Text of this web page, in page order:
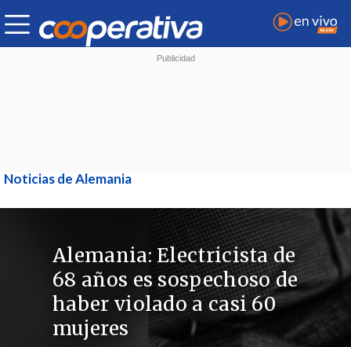
Noticias de Alemania
Alemania: Electricista de
68 años es sospechoso de
haber violado a casi 60
mujeres